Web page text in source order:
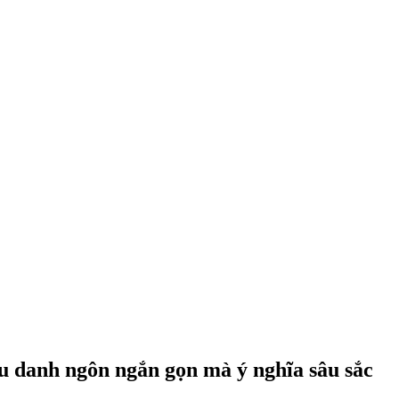
ngôn ngắn gọn mà ý nghĩa sâu sắc